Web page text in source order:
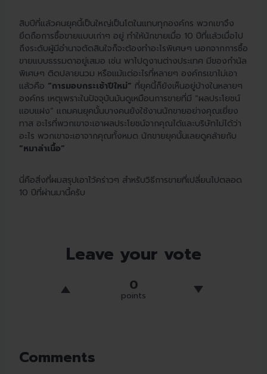
สิบปีที่แล้วคนยุคนี้เป็นใหญ่เป็นโตในแทบทุกองค์กร พวกเขาจึง
ยึดถือการซื้อขายแบบเก่าๆ อยู่ ทำให้นักขายเมื่อ 10 ปีที่แล้วเมื่อไป
ถึงระดับผู้มีอำนาจตัดสินใจก็จะต้องทำอะไรพิเศษๆ นอกจากการซื้อ
ขายแบบธรรมดาอยู่เสมอ เช่น พาไปดูงานต่างประเทศ มีของกำนัล
พิเศษๆ ติดปลายนวม หรือแม้แต่อะไรที่หลายๆ องค์กรเขาไม่เอา
แล้วคือ “การมอบกระเช้าปีใหม่” ที่ยุคนี้ก็ยังเห็นอยู่บ้างในหลายๆ
องค์กร เหตุเพราะในปัจจุบันมันดูเหมือนการขายที่มี “ผลประโยชน์
แอบแฝง” แถมคนยุคนั้นบางคนยังใช้งานนักขายอย่างคุณเยี่ยง
ทาส อะไรที่พวกเขาจะเอาผลประโยชน์จากคุณได้และบริษัทไม่ได้ว่า
อะไร พวกเขาจะเอาจากคุณทั้งหมด นักขายยุคนั้นเลยดูคล้ายกับ
“หมาล่าเนื้อ”
นี่คือสิ่งที่ผมสรุปเอาไว้คร่าวๆ สำหรับวิธีการขายที่เปลี่ยนไปตลอด
10 ปีที่ผ่านมานี้ครับ
Leave your vote
0
points
Comments